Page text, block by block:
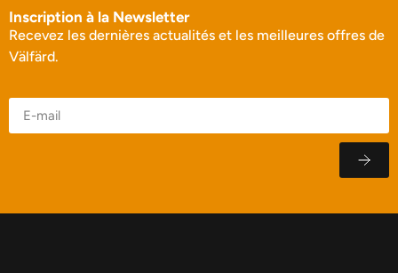
Inscription à la Newsletter
Recevez les dernières actualités et les meilleures offres de
Välfärd.